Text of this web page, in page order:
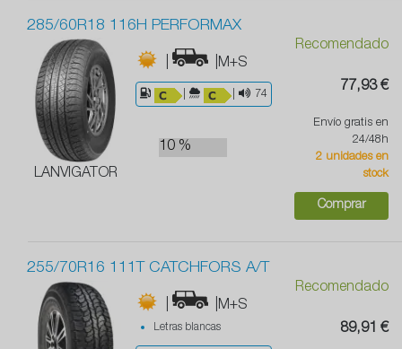
285/60R18 116H PERFORMAX
LANVIGATOR
| |M+S
74
10 %
Recomendado
77,93 €
Envío gratis en
24/48h
2 unidades en
stock
Comprar
255/70R16 111T CATCHFORS A/T
| |M+S
Letras blancas
Recomendado
89,91 €